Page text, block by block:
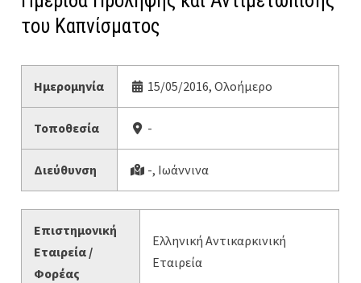
του Καπνίσματος
Ημερομηνία 15/05/2016, Ολοήμερο
Τοποθεσία -
Διεύθυνση -, Ιωάννινα
Επιστημονική
Εταιρεία /
Φορέας
Ελληνική Αντικαρκινική
Εταιρεία